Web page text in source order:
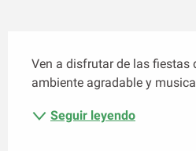
Ven a disfrutar de las fiestas
ambiente agradable y
Seguir leyendo